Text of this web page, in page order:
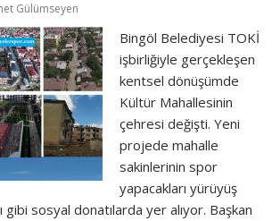
Gülümseyen
Bingöl Belediyesi TOKİ
işbirliğiyle gerçekleşen
kentsel dönüşümde
Kültür Mahallesinin
çehresi değişti. Yeni
projede mahalle
sakinlerinin spor
yapacakları yürüyüş
gibi sosyal donatılarda yer alıyor. Başkan